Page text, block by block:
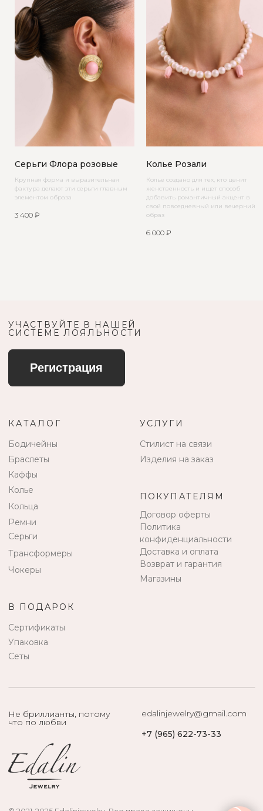
Серьги Флора розовые
Крупная форма и выразительная
фактура делают эти серьги главным
элементом образа
3 400 ₽
Колье Розали
Колье создано для тех, кто ценит
женственность и ищет способ
добавить романтичный акцент в
свой повседневный или вечерний
образ
6 000 ₽